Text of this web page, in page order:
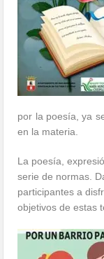
por la poesía, ya
en la materia.
La poesía,
serie de normas.
participantes a
objetivos de estas